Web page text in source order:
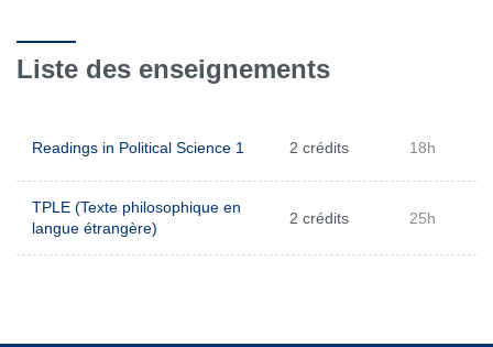
Liste des enseignements
Readings in Political Science 1 2 crédits 18h
TPLE (Texte philosophique en
langue étrangère)
2 crédits 25h